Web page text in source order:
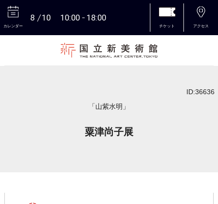
カレンダー
8 10 10:00 18:00
チケット アクセス
ID:36636
「山紫水明」
粟津尚子展